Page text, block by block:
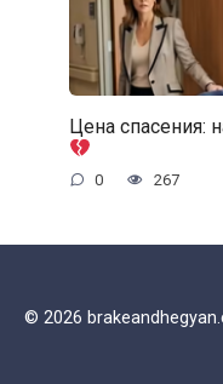
Цена спасения:
0 267
© 2026